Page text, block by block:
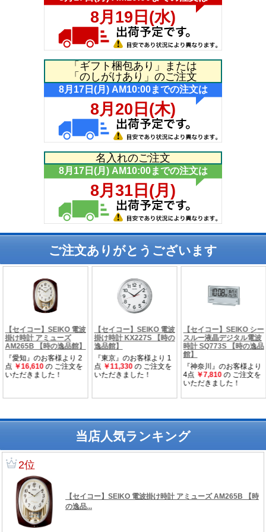
「ギフト梱包あり」または
「のしがけあり」のご注文
名入れのご注文
ご注文ありがとうございます
当店人気ランキング